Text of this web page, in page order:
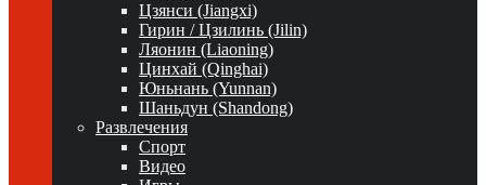
Цзянси (Jiangxi)
Гирин / Цзилинь (Jilin)
Ляонин (Liaoning)
Цинхай (Qinghai)
Юньнань (Yunnan)
Шаньдун (Shandong)
Развлечения
Спорт
Видео